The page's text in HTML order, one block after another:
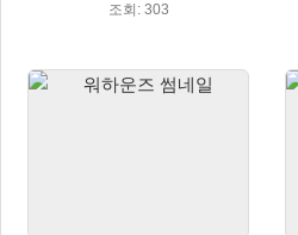
조회: 303